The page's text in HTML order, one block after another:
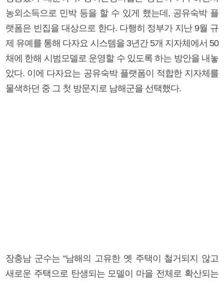
농외소득으로 민박 등을 할 수 있게 했는데, 공유숙박 플
랫폼은 빈집을 대상으로 한다. 다행히 정부가 지난 9월 규
제 유예를 통해 다자요 시스템을 3년간 5개 지자체에서 50
채에 한해 시범모델로 운영할 수 있도록 하는 방안을 내놓
았다. 이에 다자요는 공유숙박 플랫폼이 적합한 지자체를
물색하던 중 그 첫 방문지로 남해군을 선택했다.
장충남 군수는 “남해의 고유한 옛 주택이 철거되지 않고
새로운 주택으로 탄생되는 모델이 마을 전체로 확산되는